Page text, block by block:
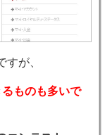
が、
ものも多いで